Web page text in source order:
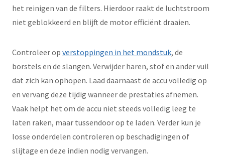
het reinigen van de filters. Hierdoor raakt de luchtstroom
niet geblokkeerd en blijft de motor efficiënt draaien.
Controleer op verstoppingen in het mondstuk, de
borstels en de slangen. Verwijder haren, stof en ander vuil
dat zich kan ophopen. Laad daarnaast de accu volledig op
en vervang deze tijdig wanneer de prestaties afnemen.
Vaak helpt het om de accu niet steeds volledig leeg te
laten raken, maar tussendoor op te laden. Verder kun je
losse onderdelen controleren op beschadigingen of
slijtage en deze indien nodig vervangen.